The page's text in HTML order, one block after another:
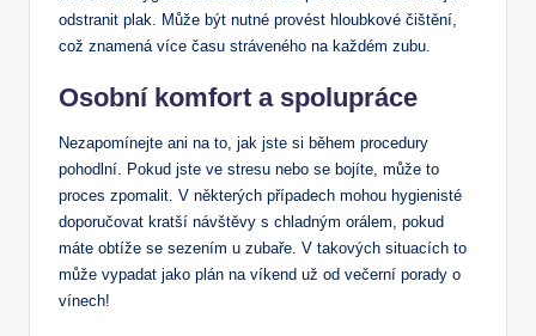
odstranit plak. Může být nutné provést hloubkové čištění,
což znamená více času stráveného na každém zubu.
Osobní komfort a spolupráce
Nezapomínejte ani na to, jak jste si během procedury
pohodlní. Pokud jste ve stresu nebo se bojíte, může to
proces zpomalit. V některých případech mohou hygienisté
doporučovat kratší návštěvy s chladným orálem, pokud
máte obtíže se sezením u zubaře. V takových situacích to
může vypadat jako plán na víkend už od večerní porady o
vínech!